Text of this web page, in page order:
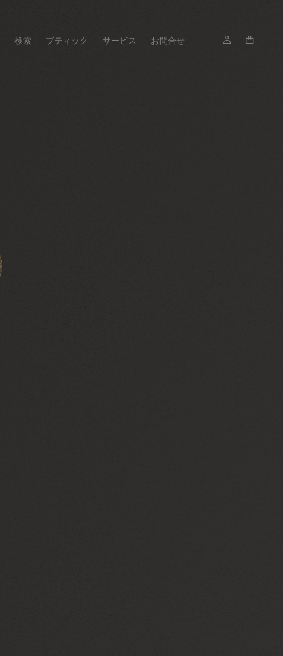
検索 ブティック サービス お問合せ